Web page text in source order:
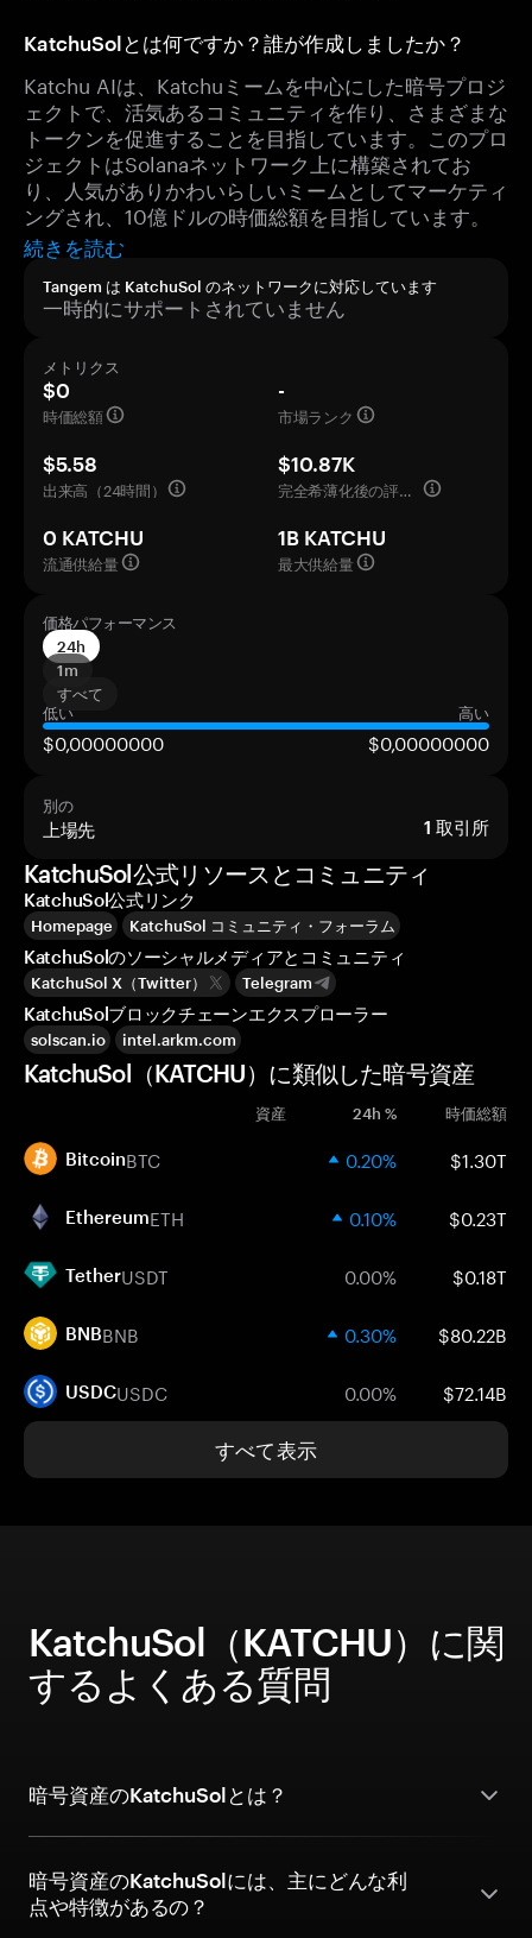
KatchuSolとは何ですか？誰が作成しましたか？
Katchu AIは、Katchuミームを中心にした暗号プロジ
ェクトで、活気あるコミュニティを作り、さまざまな
トークンを促進することを目指しています。このプロ
ジェクトはSolanaネットワーク上に構築されてお
り、人気がありかわいらしいミームとしてマーケティ
ングされ、10億ドルの時価総額を目指しています。
続きを読む
Tangem は KatchuSol のネットワークに対応しています
一時的にサポートされていません
メトリクス
$0
時価総額
-
市場ランク
$5.58
出来高（24時間）
$10.87K
完全希薄化後の評価額
0 KATCHU
流通供給量
1B KATCHU
最大供給量
価格パフォーマンス
24h
1m
すべて
低い
高い
$0,00000000 $0,00000000
別の
上場先 1 取引所
KatchuSol公式リソースとコミュニティ
KatchuSol公式リンク
Homepage KatchuSol コミュニティ・フォーラム
KatchuSolのソーシャルメディアとコミュニティ
KatchuSol X（Twitter） Telegram
KatchuSolブロックチェーンエクスプローラー
solscan.io intel.arkm.com
KatchuSol（KATCHU）に類似した暗号資産
資産 24h % 時価総額
BitcoinBTC 0.20% $1.30T
EthereumETH 0.10% $0.23T
TetherUSDT 0.00% $0.18T
BNBBNB 0.30% $80.22B
USDCUSDC 0.00% $72.14B
すべて表示
KatchuSol（KATCHU）に関
するよくある質問
暗号資産のKatchuSolとは？
暗号資産のKatchuSolには、主にどんな利
点や特徴があるの？